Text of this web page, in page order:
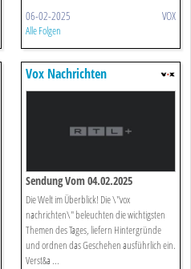
06-02-2025 VOX
Alle Folgen
Vox Nachrichten
Sendung Vom 04.02.2025
Die Welt im Überblick! Die \"vox
nachrichten\" beleuchten die wichtigsten
Themen des Tages, liefern Hintergründe
und ordnen das Geschehen ausführlich ein.
Verst&a ...